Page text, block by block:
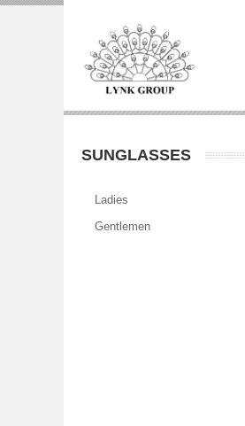
SUNGLASSES
Ladies
Gentlemen